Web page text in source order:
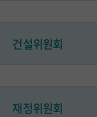
건설위원회
재정위원회